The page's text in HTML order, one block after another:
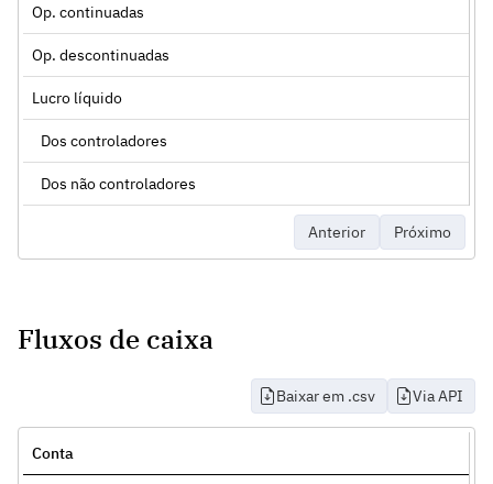
Op. continuadas
Op. descontinuadas
Lucro líquido
Dos controladores
Dos não controladores
Anterior Próximo
Fluxos de caixa
Baixar em .csv Via API
Conta